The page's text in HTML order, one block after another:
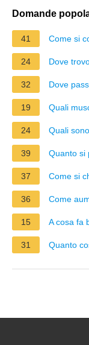
Domande
41 Come si
24 Dove
32 Dove
19 Quali
24 Quali
39 Quanto si
37 Come si
36 Come
15 A cosa fa
31 Quanto